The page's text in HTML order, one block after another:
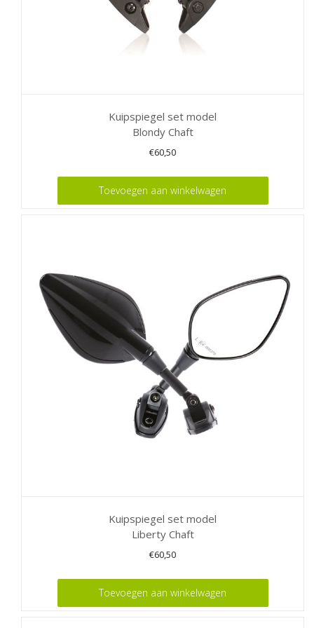
Kuipspiegel set model
Blondy Chaft
€60,50
Toevoegen aan winkelwagen
Kuipspiegel set model
Liberty Chaft
€60,50
Toevoegen aan winkelwagen